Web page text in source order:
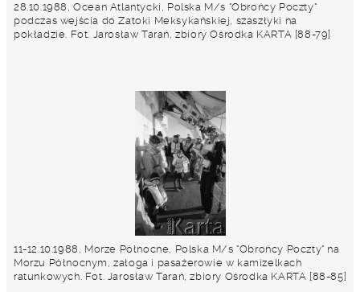
28.10.1988, Ocean Atlantycki, Polska M/s "Obrońcy Poczty"
podczas wejścia do Zatoki Meksykańskiej, szaszłyki na
pokładzie. Fot. Jarosław Tarań, zbiory Ośrodka KARTA [88-79]
11-12.10.1988, Morze Północne, Polska M/s "Obrońcy Poczty" na
Morzu Północnym, załoga i pasażerowie w kamizelkach
ratunkowych. Fot. Jarosław Tarań, zbiory Ośrodka KARTA [88-85]